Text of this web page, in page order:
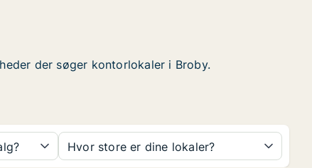
der søger kontorlokaler i Broby.
Hvor store er dine lokaler?